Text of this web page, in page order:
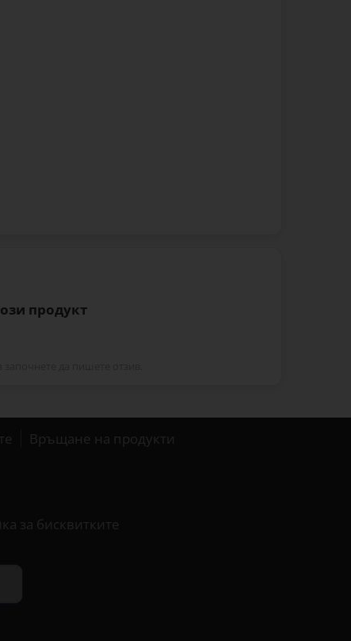
продукт
Връщане на продукти
за бисквитките